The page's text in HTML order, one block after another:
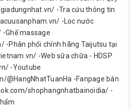
-Tra cứu thông tin
-Loc nước
Ghế massage
-Phân phối chính hãng Taijutsu tại
-Web sữa chữa - HDSP
-Youtube
@HangNhatTuanHa -Fanpage bán
shophangnhatbainoidia/ -